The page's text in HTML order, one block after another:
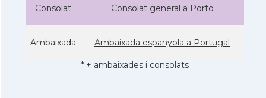
Consolat Consolat general a Porto
Ambaixada Ambaixada espanyola a Portugal
* + ambaixades i consolats